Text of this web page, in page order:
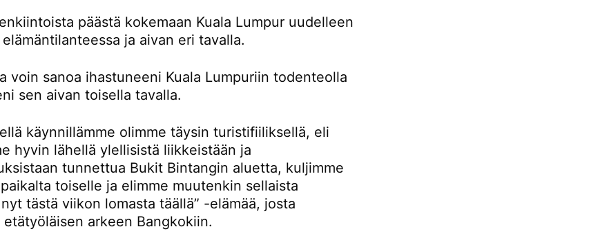
päästä kokemaan Kuala Lumpur uudelleen
ja aivan eri tavalla.
voin sanoa ihastuneeni Kuala Lumpuriin todenteolla
sen aivan toisella tavalla.
käynnillämme olimme täysin turistifiiliksellä, eli
hyvin lähellä ylellisistä liikkeistään ja
tunnettua Bukit Bintangin aluetta, kuljimme
toiselle ja elimme muutenkin sellaista
tästä viikon lomasta täällä” -elämää, josta
etätyöläisen arkeen Bangkokiin.